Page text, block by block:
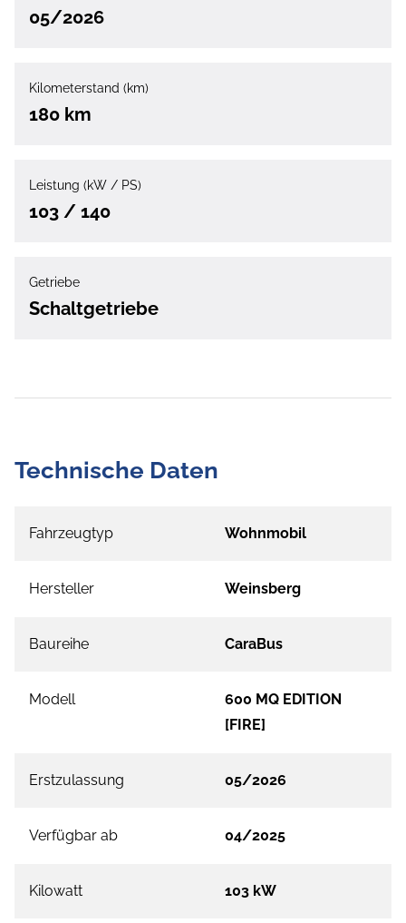
05/2026
Kilometerstand (km)
180 km
Leistung (kW / PS)
103 / 140
Getriebe
Schaltgetriebe
Technische Daten
Fahrzeugtyp Wohnmobil
Hersteller Weinsberg
Baureihe CaraBus
Modell
600 MQ EDITION
[FIRE]
Erstzulassung 05/2026
Verfügbar ab 04/2025
Kilowatt 103 kW